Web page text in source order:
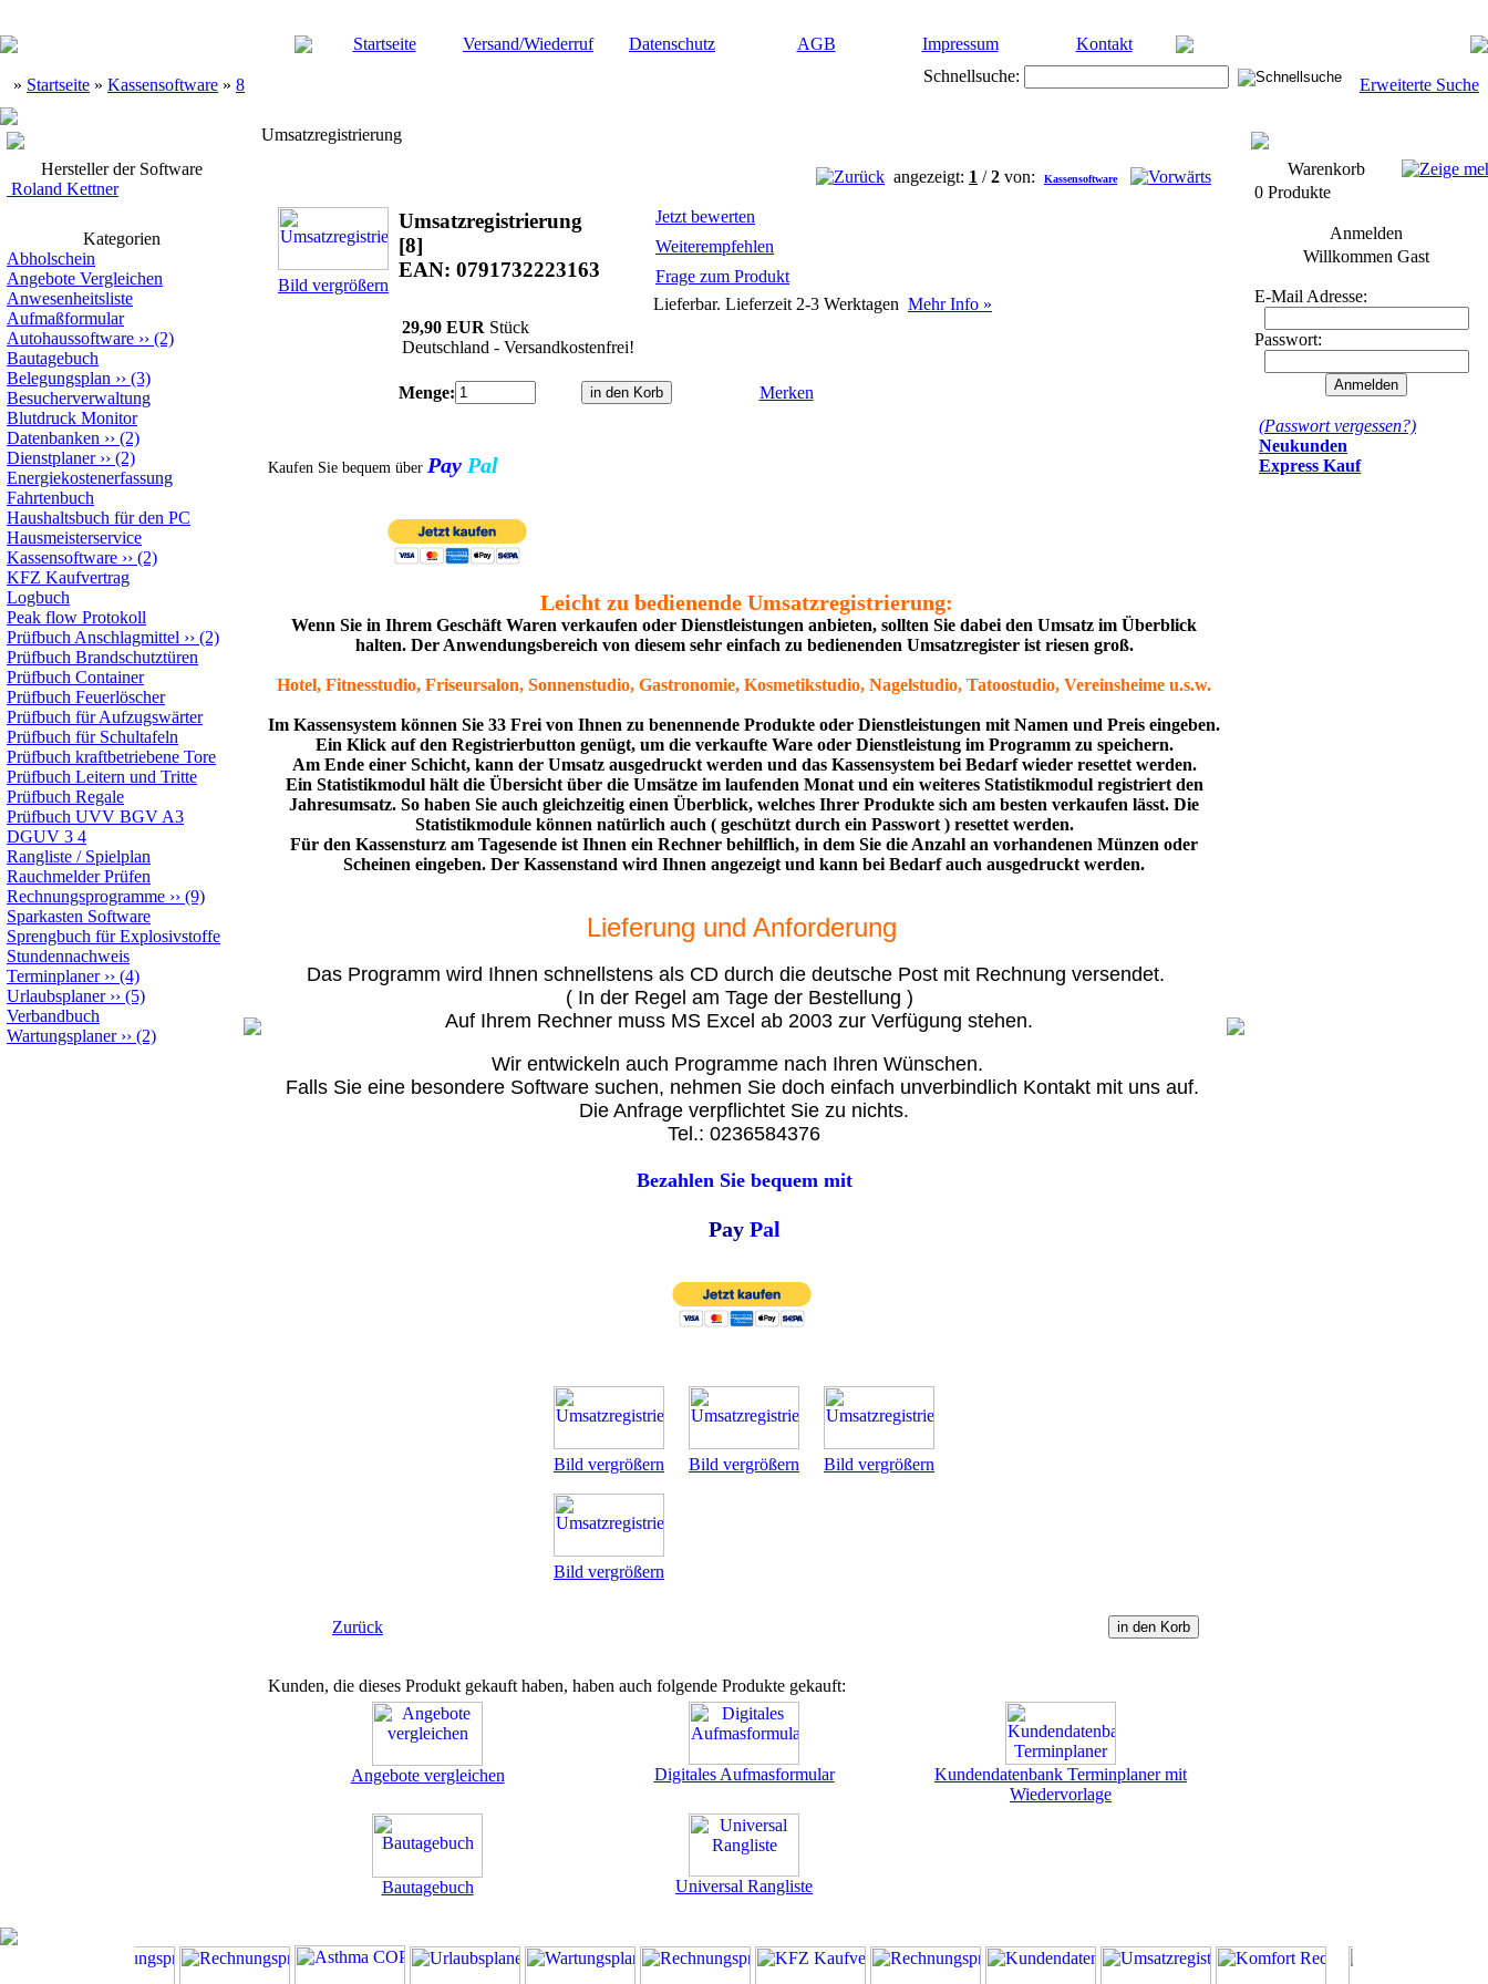
Startseite Versand/Wiederruf Datenschutz AGB Impressum Kontakt
» Startseite » Kassensoftware » 8 Schnellsuche: Erweiterte Suche
Hersteller der Software
Roland Kettner
Kategorien
Abholschein
Angebote Vergleichen
Anwesenheitsliste
Aufmaßformular
Autohaussoftware ›› (2)
Bautagebuch
Belegungsplan ›› (3)
Besucherverwaltung
Blutdruck Monitor
Datenbanken ›› (2)
Dienstplaner›› (2)
Energiekostenerfassung
Fahrtenbuch
Haushaltsbuch für den PC
Hausmeisterservice
Kassensoftware ›› (2)
KFZ Kaufvertrag
Logbuch
Peak flow Protokoll
Prüfbuch Anschlagmittel ›› (2)
Prüfbuch Brandschutztüren
Prüfbuch Container
Prüfbuch Feuerlöscher
Prüfbuch für Aufzugswärter
Prüfbuch für Schultafeln
Prüfbuch kraftbetriebene Tore
Prüfbuch Leitern und Tritte
Prüfbuch Regale
Prüfbuch UVV BGV A3
DGUV 3 4
Rangliste / Spielplan
Rauchmelder Prüfen
Rechnungsprogramme ›› (9)
Sparkasten Software
Sprengbuch für Explosivstoffe
Stundennachweis
Terminplaner›› (4)
Urlaubsplaner›› (5)
Verbandbuch
Wartungsplaner›› (2)
Umsatzregistrierung
angezeigt: 1 /2 von: Kassensoftware
Bild vergrößern
Umsatzregistrierung
[8]
EAN: 0791732223163
Jetzt bewerten
Weiterempfehlen
Frage zum Produkt
Lieferbar. Lieferzeit 2-3 Werktagen Mehr Info »
29,90 EUR Stück
Deutschland - Versandkostenfrei!
Menge: Merken
Kaufen Sie bequem über Pay Pal
Leicht zu bedienende Umsatzregistrierung:
Wenn Sie in Ihrem Geschäft Waren verkaufen oder Dienstleistungen anbieten, sollten Sie dabei den Umsatz im Überblick
halten. Der Anwendungsbereich von diesem sehr einfach zu bedienenden Umsatzregister ist riesen groß.
Hotel, Fitnesstudio, Friseursalon, Sonnenstudio, Gastronomie, Kosmetikstudio, Nagelstudio, Tatoostudio, Vereinsheime u.s.w.
Im Kassensystem können Sie 33 Frei von Ihnen zu benennende Produkte oder Dienstleistungen mit Namen und Preis eingeben.
Ein Klick auf den Registrierbutton genügt, um die verkaufte Ware oder Dienstleistung im Programm zu speichern.
Am Ende einer Schicht, kann der Umsatz ausgedruckt werden und das Kassensystem bei Bedarf wieder resettet werden.
Ein Statistikmodul hält die Übersicht über die Umsätze im laufenden Monat und ein weiteres Statistikmodul registriert den
Jahresumsatz. So haben Sie auch gleichzeitig einen Überblick, welches Ihrer Produkte sich am besten verkaufen lässt. Die
Statistikmodule können natürlich auch ( geschützt durch ein Passwort ) resettet werden.
Für den Kassensturz am Tagesende ist Ihnen ein Rechner behilflich, in dem Sie die Anzahl an vorhandenen Münzen oder
Scheinen eingeben. Der Kassenstand wird Ihnen angezeigt und kann bei Bedarf auch ausgedruckt werden.
Lieferung und Anforderung
Das Programm wird Ihnen schnellstens als CD durch die deutsche Post mit Rechnung versendet.
( In der Regel am Tage der Bestellung )
Auf Ihrem Rechner muss MS Excel ab 2003 zur Verfügung stehen.
Wir entwickeln auch Programme nach Ihren Wünschen.
Falls Sie eine besondere Software suchen, nehmen Sie doch einfach unverbindlich Kontakt mit uns auf.
Die Anfrage verpflichtet Sie zu nichts.
Tel.: 0236584376
Bezahlen Sie bequem mit
Pay Pal
Bild vergrößern Bild vergrößern Bild vergrößern
Bild vergrößern
Zurück
Kunden, die dieses Produkt gekauft haben, haben auch folgende Produkte gekauft:
Angebote vergleichen Digitales Aufmasformular
Kundendatenbank Terminplaner mit
Wiedervorlage
Bautagebuch Universal Rangliste
Warenkorb
0 Produkte
Anmelden
Willkommen Gast
E-Mail Adresse:
Passwort:
(Passwort vergessen?)
Neukunden
Express Kauf